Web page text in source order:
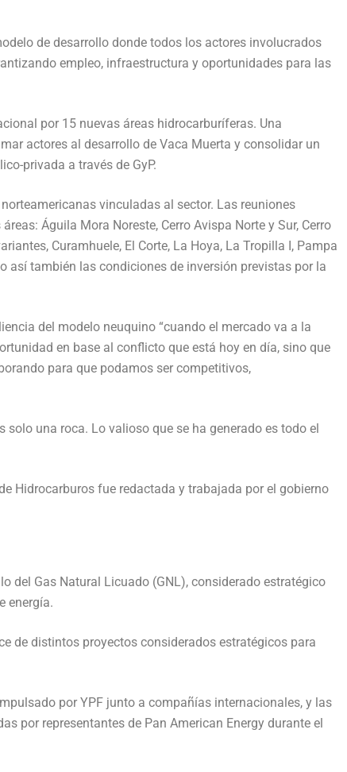
de desarrollo donde todos los actores involucrados
empleo, infraestructura y oportunidades para las
por 15 nuevas áreas hidrocarburíferas. Una
actores al desarrollo de Vaca Muerta y consolidar un
privada a través de GyP.
vinculadas al sector. Las reuniones
Águila Mora Noreste, Cerro Avispa Norte y Sur, Cerro
Curamhuele, El Corte, La Hoya, La Tropilla I, Pampa
así también las condiciones de inversión previstas por la
del modelo neuquino “cuando el mercado va a la
en base al conflicto que está hoy en día, sino que
para que podamos ser competitivos,
una roca. Lo valioso que se ha generado es todo el
Hidrocarburos fue redactada y trabajada por el gobierno
del Gas Natural Licuado (GNL), considerado estratégico
energía.
de distintos proyectos considerados estratégicos para
por YPF junto a compañías internacionales, y las
por representantes de Pan American Energy durante el